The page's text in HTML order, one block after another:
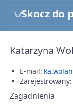
Skocz do
Katarzyna
E-mail:
Zarejestrowany:
Zagadnienia